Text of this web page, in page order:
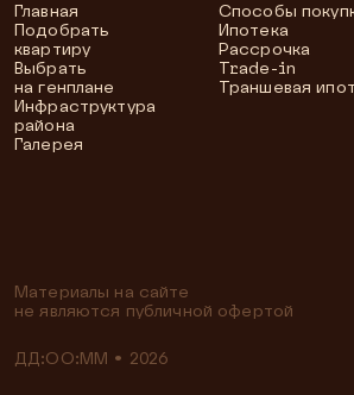
Главная
Подобрать
квартиру
Выбрать
на генплане
Инфраструктура
района
Галерея
Способы
Ипотека
Рассрочка
Trade-in
Траншевая
Материалы на сайте
не являются публичной офертой
ДД:OO:MM • 2026